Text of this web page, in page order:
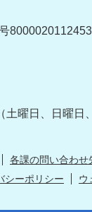
8000020112453
（土曜日、日曜日
各課の問い合わせ
シーポリシー ウ